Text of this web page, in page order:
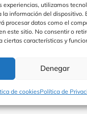
experiencias, utilizamos
la información del dispositivo.
procesar datos como el
este sitio. No consentir o
ciertas características y
Denegar
de cookiesPolítica de
con lluvia!